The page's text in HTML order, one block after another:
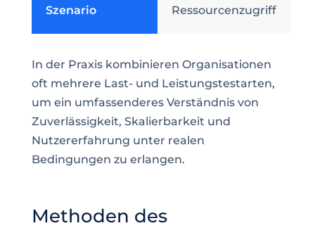
Szenario
Ressourcenzugriff
In der Praxis kombinieren Organisationen
oft mehrere Last- und Leistungstestarten,
um ein umfassenderes Verständnis von
Zuverlässigkeit, Skalierbarkeit und
Nutzererfahrung unter realen
Bedingungen zu erlangen.
Methoden des